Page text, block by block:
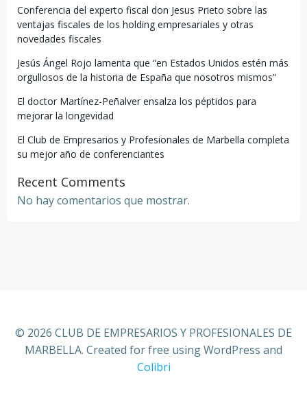
Conferencia del experto fiscal don Jesus Prieto sobre las
ventajas fiscales de los holding empresariales y otras
novedades fiscales
Jesús Ángel Rojo lamenta que “en Estados Unidos estén más
orgullosos de la historia de España que nosotros mismos”
El doctor Martínez-Peñalver ensalza los péptidos para
mejorar la longevidad
El Club de Empresarios y Profesionales de Marbella completa
su mejor año de conferenciantes
Recent Comments
No hay comentarios que mostrar.
© 2026 CLUB DE EMPRESARIOS Y PROFESIONALES DE
MARBELLA. Created for free using WordPress and
Colibri